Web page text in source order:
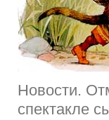
Новости.
спектакле